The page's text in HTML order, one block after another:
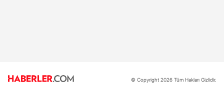
© Copyright 2026 Tüm Hakları Gizlidir.